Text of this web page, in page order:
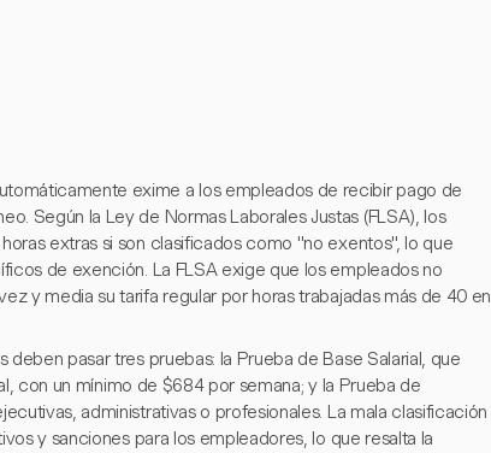
exime a los empleados de recibir pago de
Según la Ley de Normas Laborales Justas (FLSA), los
extras si son clasificados como "no exentos", lo que
de exención. La FLSA exige que los empleados no
y media su tarifa regular por horas trabajadas más de 40 en
pasar tres pruebas: la Prueba de Base Salarial, que
con un mínimo de $684 por semana; y la Prueba de
administrativas o profesionales. La mala clasificación
y sanciones para los empleadores, lo que resalta la